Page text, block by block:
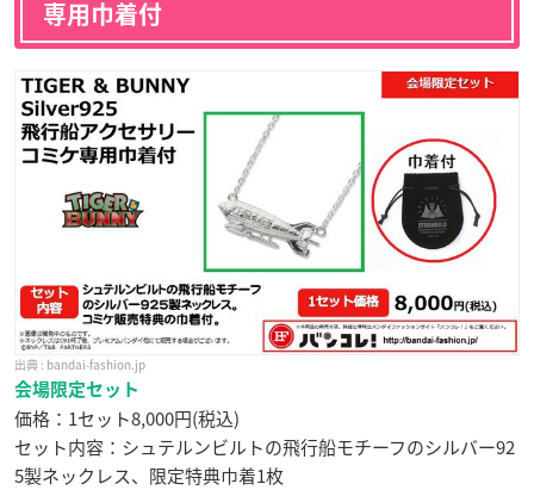
専用巾着付
bandai-fashion.jp
会場限定セット
価格：1セット8,000円(税込)
セット内容：シュテルンビルトの飛行船モチーフのシルバー92
5製ネックレス、限定特典巾着1枚